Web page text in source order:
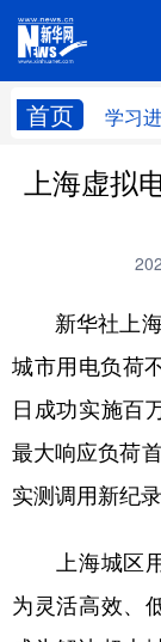
首页 学习
首页
房产
信息
上海虚拟
新华社上海8
城市用电负荷
日成功实施百
最大响应负荷
实测调用新纪录
上海城区用
为灵活高效、